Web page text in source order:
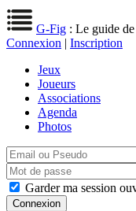
G-Fig : Le guide
Connexion | Inscription
Jeux
Joueurs
Associations
Agenda
Photos
Garder ma session